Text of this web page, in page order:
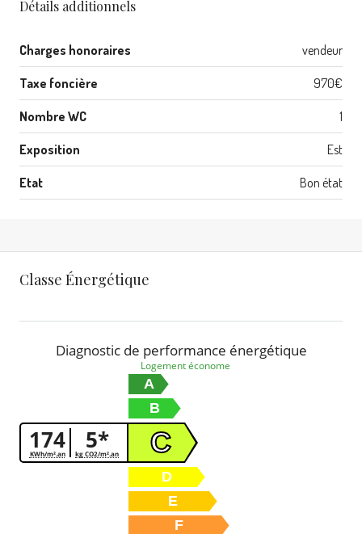
Détails additionnels
Charges honoraires vendeur
Taxe foncière 970€
Nombre WC 1
Exposition Est
Etat Bon état
Classe Énergétique
Diagnostic de performance énergétique
174
KWh/m².an 5*
kg CO2/m².an
Logement économe
A
B
C
D
E
F